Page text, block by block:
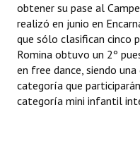
obtener su pase al
realizó en junio en
que sólo clasifican cinco
Romina obtuvo un 2º
en free dance, siendo
categoría que
categoría mini infantil